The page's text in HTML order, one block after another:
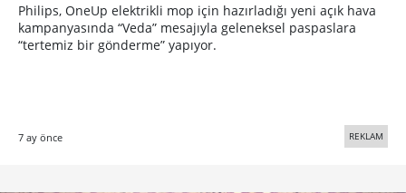
Philips, OneUp elektrikli mop için hazırladığı yeni açık hava
kampanyasında “Veda” mesajıyla geleneksel paspaslara
“tertemiz bir gönderme” yapıyor.
7 ay önce REKLAM